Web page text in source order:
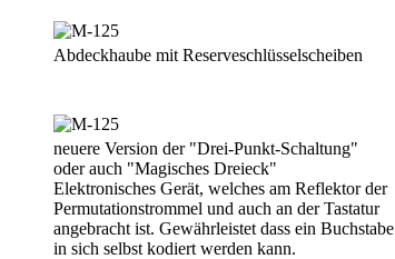
Abdeckhaube mit Reserveschlüsselscheiben
neuere Version der "Drei-Punkt-Schaltung"
oder auch "Magisches Dreieck"
Elektronisches Gerät, welches am Reflektor der
Permutationstrommel und auch an der Tastatur
angebracht ist. Gewährleistet dass ein Buchstabe
in sich selbst kodiert werden kann.